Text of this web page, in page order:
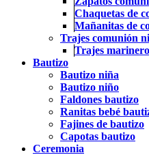
Chaquetas de
Mañanitas de
Trajes comunión
Trajes
Bautizo
Bautizo niña
Bautizo niño
Faldones bautizo
Ranitas bebé
Fajines de bautizo
Capotas bautizo
Ceremonia